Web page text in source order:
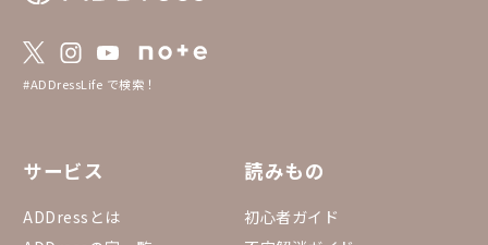
#ADDressLife で検索！
サービス
ADDressとは
読みもの
初心者ガイド